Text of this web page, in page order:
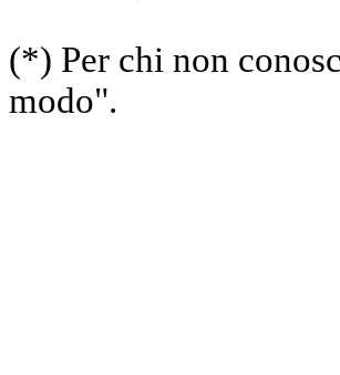
(*) Per chi non
modo".